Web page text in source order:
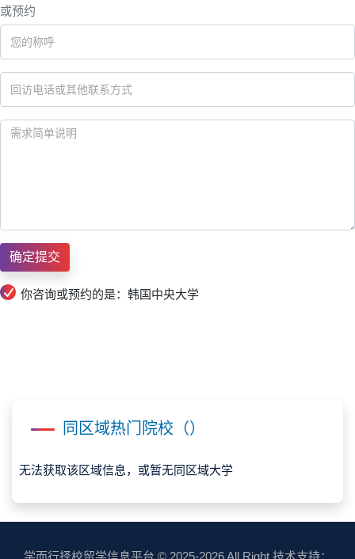
或预约
你咨询或预约的是：韩国中央大学
同区域热门院校（）
无法获取该区域信息，或暂无同区域大学
学而行择校留学信息平台 © 2025-2026 All Right 技术支持：